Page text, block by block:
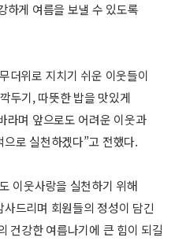
하게 여름을 보낼 수 있도록
더위로 지치기 쉬운 이웃들이
두기, 따뜻한 밥을 맛있게
라며 앞으로도 어려운 이웃과
로 실천하겠다”고 전했다.
이웃사랑을 실천하기 위해
드리며 회원들의 정성이 담긴
건강한 여름나기에 큰 힘이 되길